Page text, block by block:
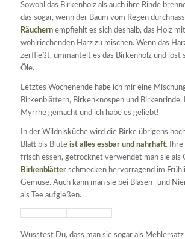
Sowohl das Birkenholz als auch ihre Rinde
das sogar, wenn der Baum vom Regen
Räuchernempfiehlt es sich deshalb, das Holz
wohlriechenden Harz zu mischen. Wenn das
zerfließt, ummantelt es das Birkenholz und löst
Öle.
Letztes Wochenende habe ich mir eine
Birkenblättern, Birkenknospen und Birkenrinde,
Myrrhe gemacht und ich habe es geliebt!
In der Wildnisküche wird die Birke übrigens
Blatt bis Blüte ist alles essbar und nahrhaft. Ihre
frisch essen, getrocknet verwendet man sie als
Birkenblätterschmecken hervorragend im
Gemüse. Auch kann man sie bei Blasen- und
als Tee aufgießen.
Wusstest Du, dass man sie sogar als